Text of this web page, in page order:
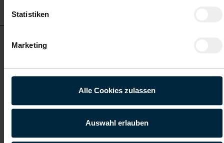
Statistiken
Marketing
Alle Cookies zulassen
Auswahl erlauben
Vollzeit